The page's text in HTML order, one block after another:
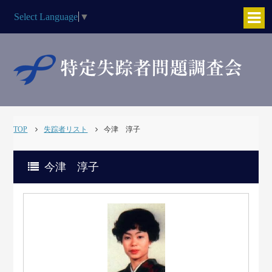
Select Language ▼
TOP 失踪者リスト 今津 淳子
今津 淳子